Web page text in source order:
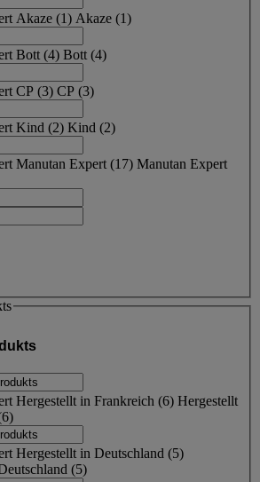
Akaze (1) Akaze (1)
Bott (4) Bott (4)
CP (3) CP (3)
Kind (2) Kind (2)
Manutan Expert (17) Manutan Expert
Hergestellt in Frankreich (6) Hergestellt
Hergestellt in Deutschland (5)
(5)